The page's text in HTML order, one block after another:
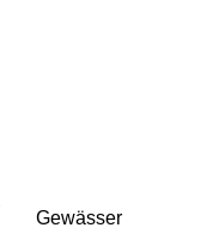
Gewässer